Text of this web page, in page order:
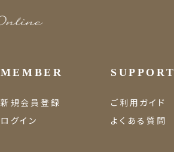
MEMBER
新規会員登録
ログイン
SUPPORT
ご利用ガイド
よくある質問